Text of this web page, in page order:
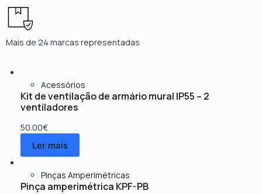
Mais de 24 marcas representadas
Acessórios
Kit de ventilação de armário mural IP55 – 2
ventiladores
50.00€
Ler mais
Pinças Amperimétricas
Pinça amperimétrica KPF-PB